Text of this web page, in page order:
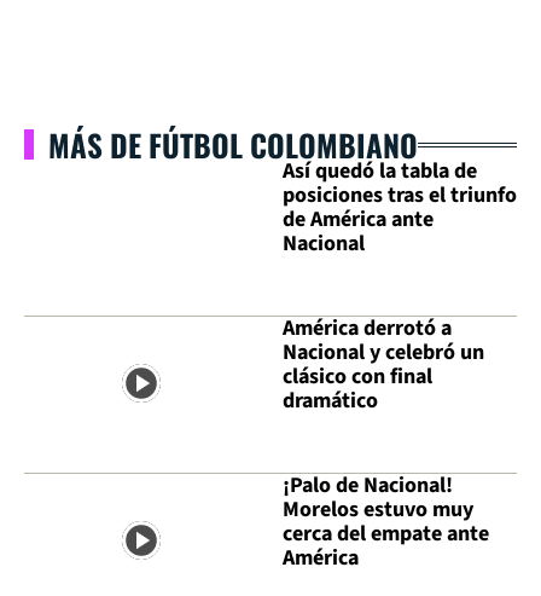
MÁS DE FÚTBOL COLOMBIANO
Así quedó la tabla de
posiciones tras el triunfo
de América ante
Nacional
América derrotó a
Nacional y celebró un
clásico con final
dramático
¡Palo de Nacional!
Morelos estuvo muy
cerca del empate ante
América